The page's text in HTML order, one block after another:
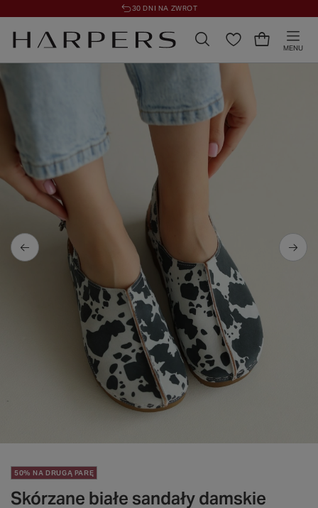
30 DNI NA ZWROT
MENU
50% NA DRUGĄ PARĘ
Skórzane białe sandały damskie